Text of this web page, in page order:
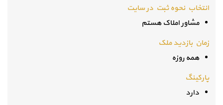
انتخاب نحوه ثبت در سایت
مشاور املاک هستم
زمان بازدید ملک
همه روزه
پارکینگ
دارد